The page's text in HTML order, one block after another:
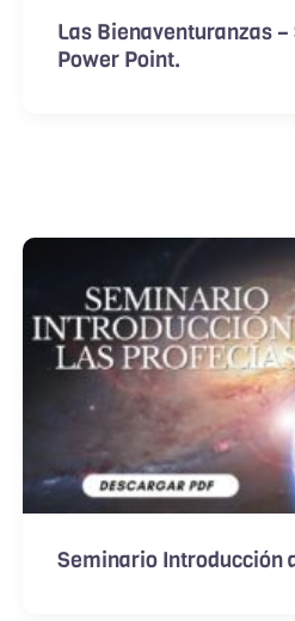
Las Bienaventuranzas
Power Point.
Seminario Introducción